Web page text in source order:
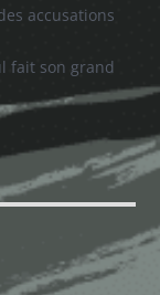
accusations
fait son grand